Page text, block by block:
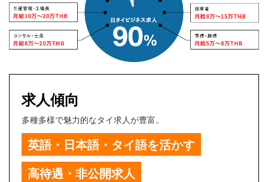
求人傾向
多種多様で魅力的なタイ求人が豊富。
英語・日本語・タイ語を活かす
高待遇・非公開求人